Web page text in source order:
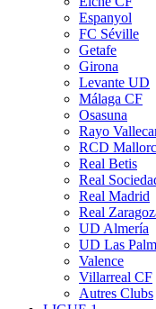
Espanyol
FC Séville
Getafe
Girona
Levante UD
Málaga CF
Osasuna
Rayo
RCD
Real Betis
Real
Real Madrid
Real
UD Almería
UD Las
Valence
Villarreal CF
Autres Clubs